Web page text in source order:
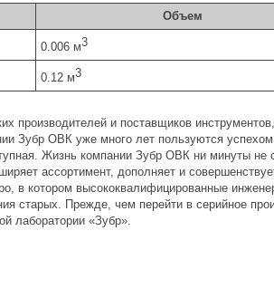
Объем
0.006 м3
0.12 м3
производителей и поставщиков
Зубр ОВК уже много лет пользуются
Жизнь компании Зубр ОВК ни минуты не
ассортимент, дополняет и
в котором высококвалифицированные
старых. Прежде, чем перейти в серийное
лаборатории «Зубр».